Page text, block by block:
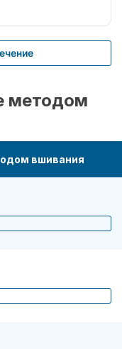
методом
вшивания